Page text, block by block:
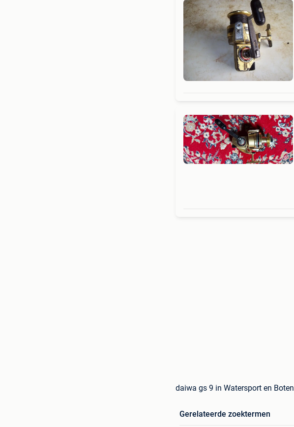
daiwa gs 9 in Watersport en Boten
Gerelateerde zoektermen